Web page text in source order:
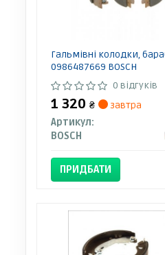
Гальмівні колодки,
0986487669 BOSCH
0 відгуків
1 320 ₴
завтра
Артикул:
BOSCH
ПРИДБАТИ